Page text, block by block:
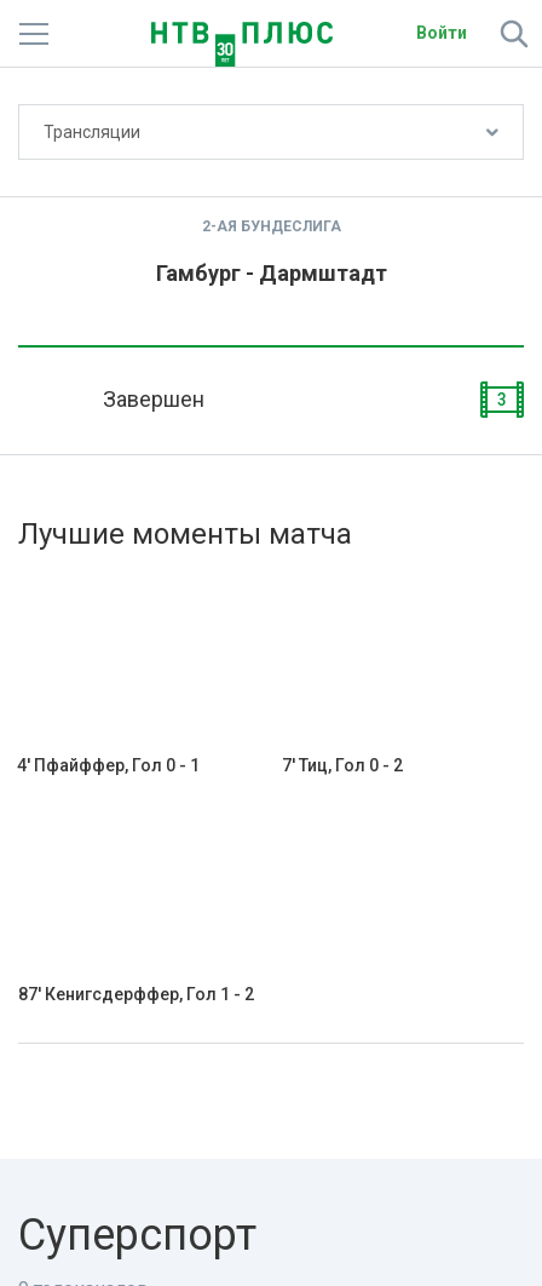
Войти
Активировать промокод
Трансляции
2-АЯ БУНДЕСЛИГА
Гамбург - Дармштадт
Завершен 3
Лучшие моменты матча
4' Пфайффер, Гол 0 - 1 7' Тиц, Гол 0 - 2
87' Кенигсдерффер, Гол 1 - 2
Суперспорт